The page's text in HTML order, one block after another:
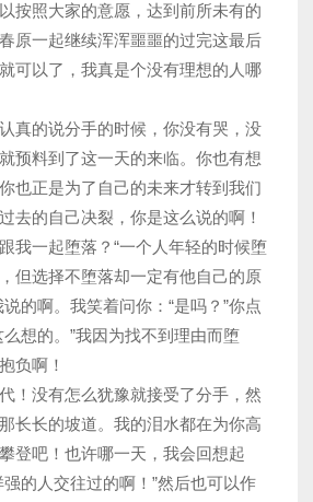
按照大家的意愿，达到前所未有的
原一起继续浑浑噩噩的过完这最后
可以了，我真是个没有理想的人哪
真的说分手的时候，你没有哭，没
预料到了这一天的来临。你也有想
也正是为了自己的未来才转到我们
去的自己决裂，你是这么说的啊！
我一起堕落？“一个人年轻的时候堕
但选择不堕落却一定有他自己的原
的啊。我笑着问你：“是吗？”你点
么想的。”我因为找不到理由而堕
负啊！
！没有怎么犹豫就接受了分手，然
长长的坡道。我的泪水都在为你高
登吧！也许哪一天，我会回想起
的人交往过的啊！”然后也可以作